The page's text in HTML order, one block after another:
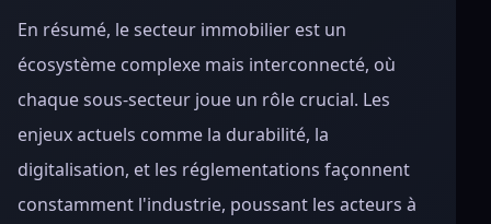
En résumé, le secteur immobilier est un
écosystème complexe mais interconnecté, où
chaque sous-secteur joue un rôle crucial. Les
enjeux actuels comme la durabilité, la
digitalisation, et les réglementations façonnent
constamment l'industrie, poussant les acteurs à